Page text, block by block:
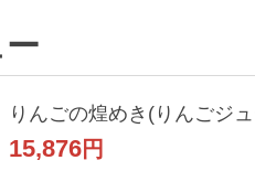
りんごの煌めき(りんごジ
15,876円